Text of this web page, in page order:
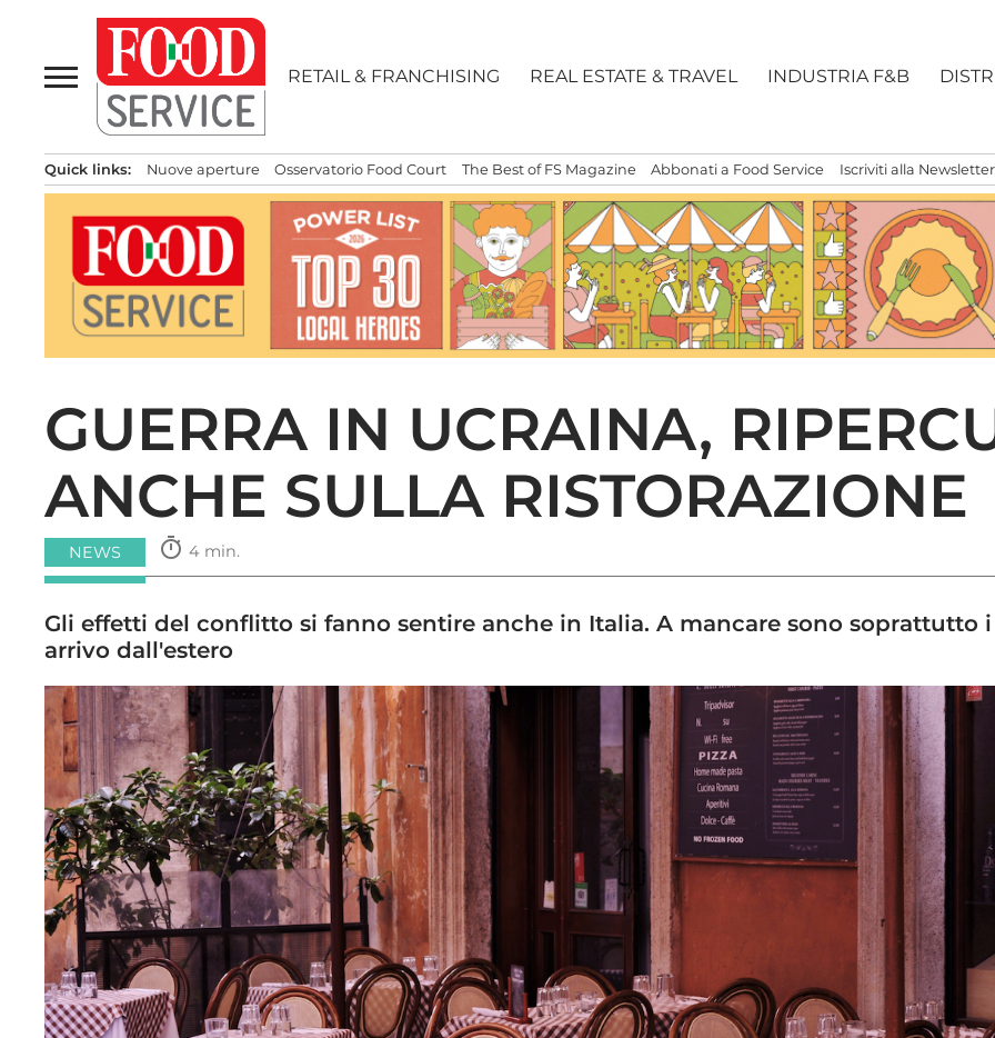
contenuto
RETAIL & FRANCHISING REAL ESTATE & TRAVEL INDUSTRIA F&B
Quick links: Nuove aperture Osservatorio Food Court The Best of FS Magazine Abbonati a Food Service Iscriviti alla Newsletter
GUERRA IN UCRAINA,
ANCHE SULLA RISTORAZIONE
NEWS timer 4 min.
Gli effetti del conflitto si fanno sentire anche in Italia. A mancare sono soprattutto
arrivo dall'estero